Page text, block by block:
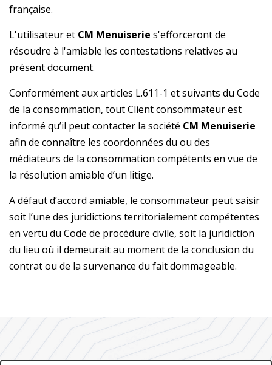
française.
L'utilisateur et CM Menuiserie s'efforceront de
résoudre à l'amiable les contestations relatives au
présent document.
Conformément aux articles L.611-1 et suivants du Code
de la consommation, tout Client consommateur est
informé qu’il peut contacter la société CM Menuiserie
afin de connaître les coordonnées du ou des
médiateurs de la consommation compétents en vue de
la résolution amiable d’un litige.
A défaut d’accord amiable, le consommateur peut saisir
soit l’une des juridictions territorialement compétentes
en vertu du Code de procédure civile, soit la juridiction
du lieu où il demeurait au moment de la conclusion du
contrat ou de la survenance du fait dommageable.